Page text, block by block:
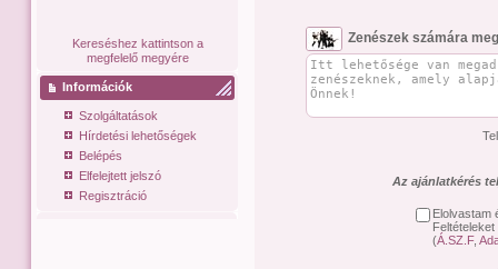
Kereséshez kattintson a
megfelelő megyére
Információk
Szolgáltatások
Hírdetési lehetőségek
Belépés
Elfelejtett jelszó
Regisztráció
Zenészek számára
Az ajánlatkérés
Elolvastam
(Á.SZ.F,